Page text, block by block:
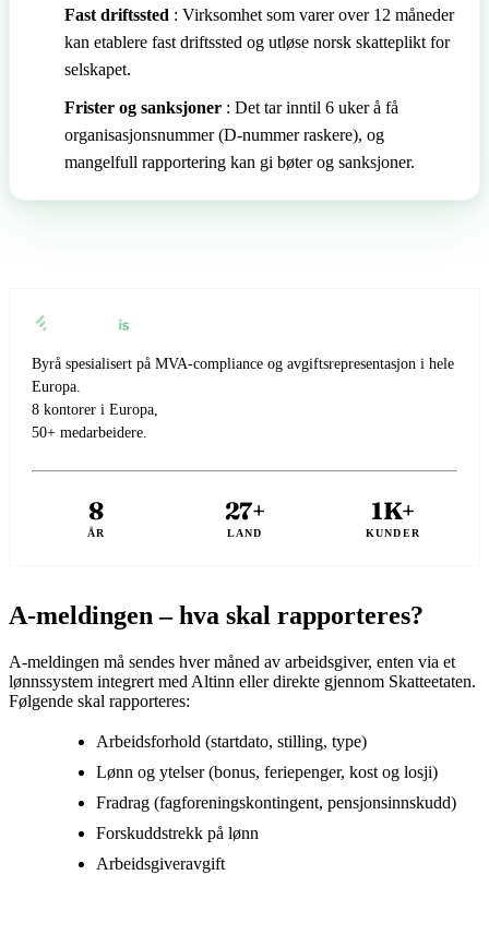
Fast driftssted : Virksomhet som varer over 12 måneder
kan etablere fast driftssted og utløse norsk skatteplikt for
selskapet.
Frister og sanksjoner : Det tar inntil 6 uker å få
organisasjonsnummer (D-nummer raskere), og
mangelfull rapportering kan gi bøter og sanksjoner.
Byrå spesialisert på MVA-compliance og avgiftsrepresentasjon i hele
Europa.
8 kontorer i Europa,
50+ medarbeidere.
8
ÅR
27+
LAND
1K+
KUNDER
A-meldingen – hva skal rapporteres?
A-meldingen må sendes hver måned av arbeidsgiver, enten via et
lønnssystem integrert med Altinn eller direkte gjennom Skatteetaten.
Følgende skal rapporteres:
Arbeidsforhold (startdato, stilling, type)
Lønn og ytelser (bonus, feriepenger, kost og losji)
Fradrag (fagforeningskontingent, pensjonsinnskudd)
Forskuddstrekk på lønn
Arbeidsgiveravgift